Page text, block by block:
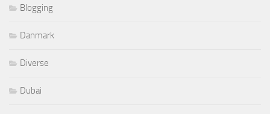
Blogging
Danmark
Diverse
Dubai